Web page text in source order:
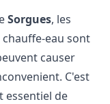
Sorgues, les
eau sont
causer
C'est
essentiel de